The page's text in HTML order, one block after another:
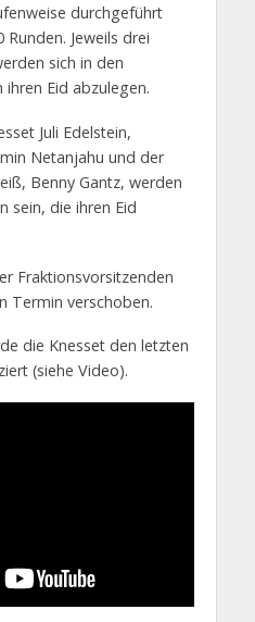
durchgeführt
Jeweils drei
sich in den
Eid abzulegen.
Juli Edelstein,
Netanjahu und der
Benny Gantz, werden
sein, die ihren Eid
Fraktionsvorsitzenden
Termin verschoben.
die Knesset den letzten
(siehe Video).